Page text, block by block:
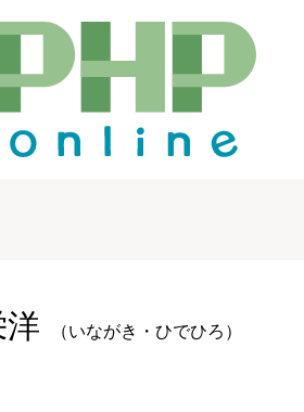
（いながき・ひでひろ）